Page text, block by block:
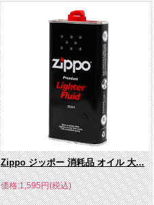
Zippo ジッポー 消耗品 オイル 大...
価格:1,595円(税込)